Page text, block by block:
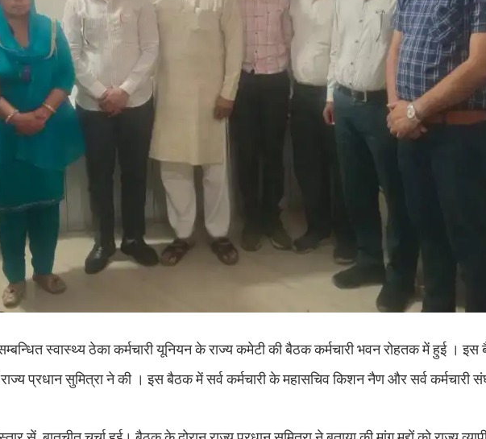
स्वास्थ्य ठेका कर्मचारी यूनियन के राज्य कमेटी की बैठक कर्मचारी भवन रोहतक में हुई ।
प्रधान सुमित्रा ने की । इस बैठक में सर्व कर्मचारी के महासचिव किशन नैण और सर्व कर्मचारी